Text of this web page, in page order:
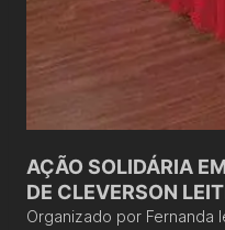
AÇÃO SOLIDÁRIA
DE CLEVERSON
Organizado por Fernanda